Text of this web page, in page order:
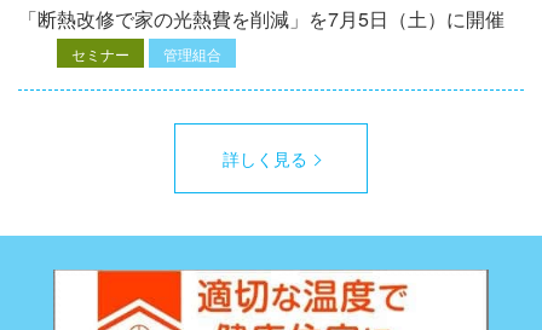
「断熱改修で家の光熱費を削減」を7月5日（土）に開催
セミナー 管理組合
詳しく見る